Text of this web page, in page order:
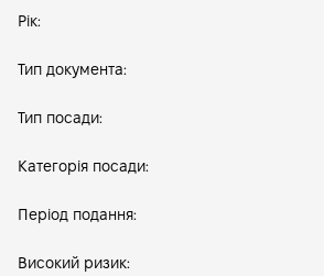
Рік:
Тип документа:
Тип посади:
Категорія посади:
Період подання:
Високий ризик: